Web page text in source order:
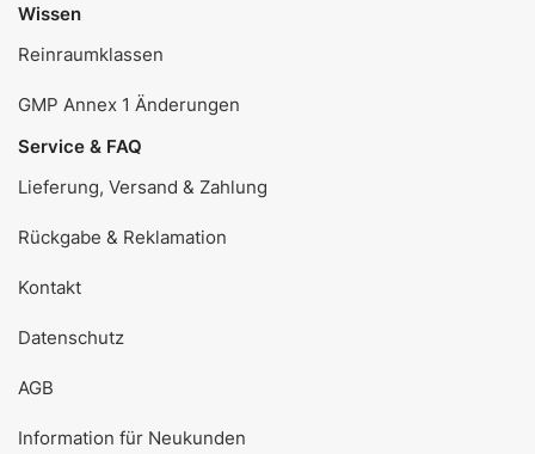
Wissen
Reinraumklassen
GMP Annex 1 Änderungen
Service & FAQ
Lieferung, Versand & Zahlung
Rückgabe & Reklamation
Kontakt
Datenschutz
AGB
Information für Neukunden